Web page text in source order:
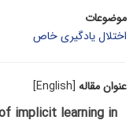
موضوعات
اختلال یادگیری خاص
عنوان مقاله [English]
implicit learning in